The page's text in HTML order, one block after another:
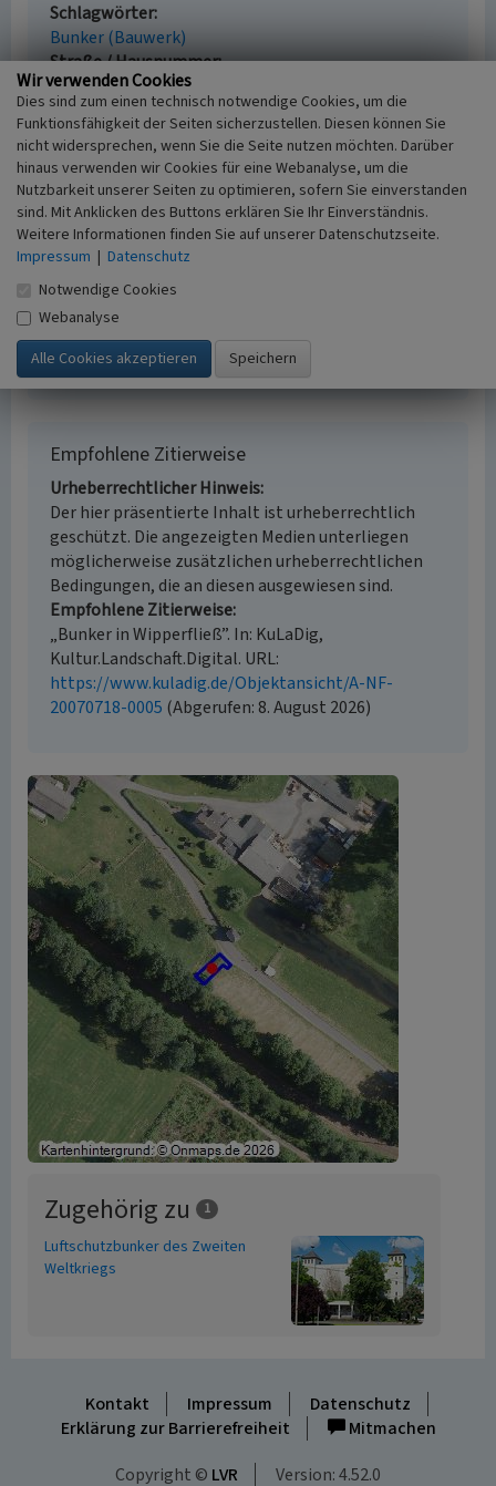
Schlagwörter
Bunker (Bauwerk)
Straße / Hausnummer
Brucher Straße
Ort
51709 Marienheide - Wipperfließ
Fachsicht(en)
Kulturlandschaftspflege
Erfassungsmaßstab
i.d.R. 1:5.000 (größer als 1:20.000)
Erfassungsmethode
Literaturauswertung, Geländebegehung/-
kartierung
Historischer Zeitraum
Beginn 1936 bis 1940
Empfohlene Zitierweise
Urheberrechtlicher Hinweis
Der hier präsentierte Inhalt ist urheberrechtlich
geschützt. Die angezeigten Medien unterliegen
möglicherweise zusätzlichen urheberrechtlichen
Bedingungen, die an diesen ausgewiesen sind.
Empfohlene Zitierweise
„Bunker in Wipperfließ”. In: KuLaDig,
Kultur.Landschaft.Digital. URL:
https://www.kuladig.de/Objektansicht/A-NF-
20070718-0005 (Abgerufen: 8. August 2026)
Zugehörig zu 1
Luftschutzbunker des Zweiten
Weltkriegs
Kontakt Impressum
Datenschutz
Erklärung zur Barrierefreiheit
Mitmachen
Copyright © LVR Version: 4.52.0
Wir verwenden Cookies
Dies sind zum einen technisch notwendige Cookies, um die
Funktionsfähigkeit der Seiten sicherzustellen. Diesen können Sie
nicht widersprechen, wenn Sie die Seite nutzen möchten. Darüber
hinaus verwenden wir Cookies für eine Webanalyse, um die
Nutzbarkeit unserer Seiten zu optimieren, sofern Sie einverstanden
sind. Mit Anklicken des Buttons erklären Sie Ihr Einverständnis.
Weitere Informationen finden Sie auf unserer Datenschutzseite.
Impressum | Datenschutz
Notwendige Cookies
Webanalyse